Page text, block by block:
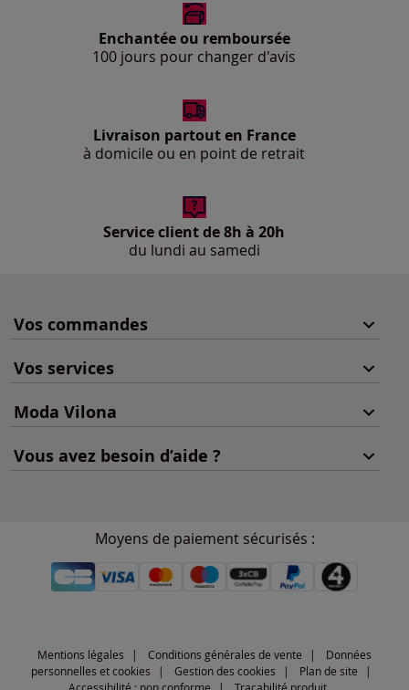
Enchantée ou remboursée
100 jours pour changer d'avis
Livraison partout en France
à domicile ou en point de retrait
Service client de 8h à 20h
du lundi au samedi
Vos commandes
Vos services
Moda Vilona
Vous avez besoin d’aide ?
Moyens de paiement sécurisés :
Mentions légales Conditions générales de vente
Données
personnelles et cookies
Gestion des cookies
Plan de site
Accessibilité : non conforme
Traçabilité produit